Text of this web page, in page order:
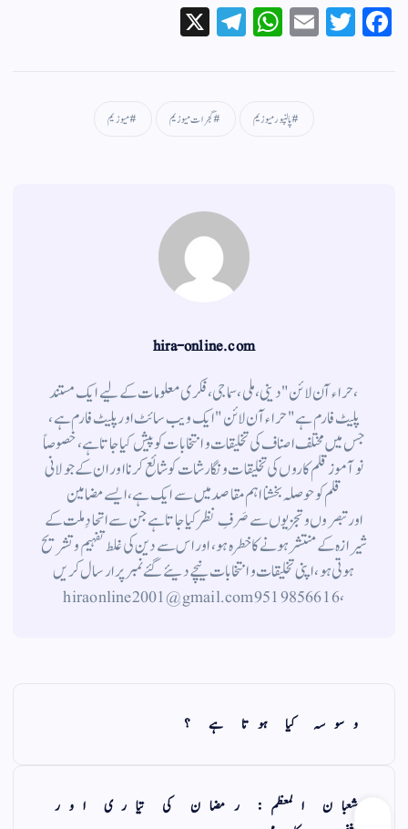
Fa
T
E
W
Te
a
m پالنپور میوزیم گجرات میوزیم میوزیم
hira-online.com
،حراء آن لائن" دینی ، ملی ، سماجی ، فکری معلومات کے لیے ایک مستند
پلیٹ فارم ہے " حراء آن لائن " ایک ویب سائٹ اور پلیٹ فارم ہے ،
جس میں مختلف اصناف کی تخلیقات و انتخابات کو پیش کیا جاتا ہے ، خصوصاً
نوآموز قلم کاروں کی تخلیقات و نگارشات کو شائع کرنا اور ان کے جولانی
قلم کوحوصلہ بخشنا اہم مقاصد میں سے ایک ہے ، ایسے مضامین
اورتبصروں وتجزیوں سے صَرفِ نظر کیا جاتاہے جن سے اتحادِ ملت کے
شیرازہ کے منتشر ہونے کاخطرہ ہو ، اور اس سے دین کی غلط تفہیم وتشریح
ہوتی ہو، اپنی تخلیقات و انتخابات نیچے دیئے گئے نمبر پر ارسال کریں
، 9519856616 hiraonline2001@gmail.com
وسوسہ کیا ہوتا ہے ؟
شعبان المعظم: رمضان کی تیاری اور